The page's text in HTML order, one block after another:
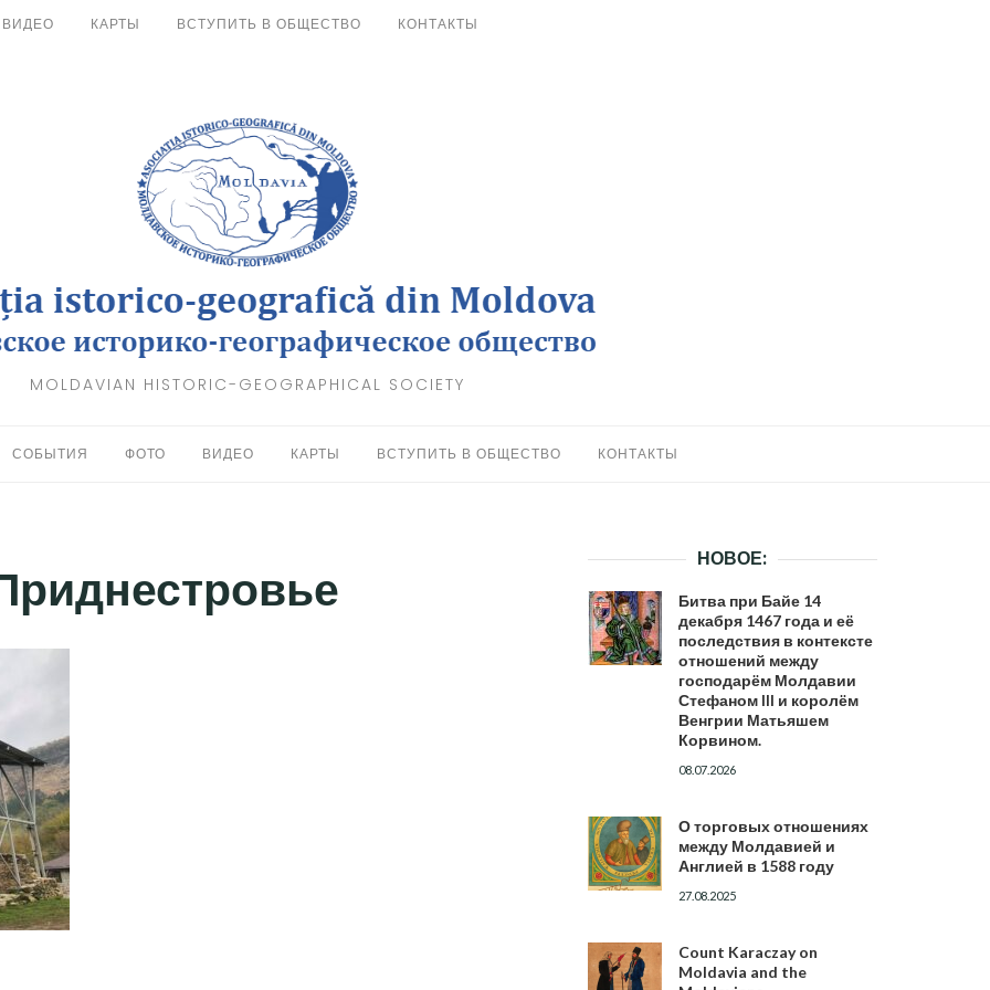
ВИДЕО КАРТЫ ВСТУПИТЬ В ОБЩЕСТВО КОНТАКТЫ
MOLDAVIAN HISTORIC-GEOGRAPHICAL SOCIETY
СОБЫТИЯ ФОТО ВИДЕО КАРТЫ ВСТУПИТЬ В ОБЩЕСТВО КОНТАКТЫ
НОВОЕ:
Битва при Байе 14
декабря 1467 года и её
последствия в контексте
отношений между
господарём Молдавии
Стефаном III и королём
Венгрии Матьяшем
Корвином.
08.07.2026
О торговых отношениях
между Молдавией и
Англией в 1588 году
27.08.2025
Count Karaczay on
Moldavia and the